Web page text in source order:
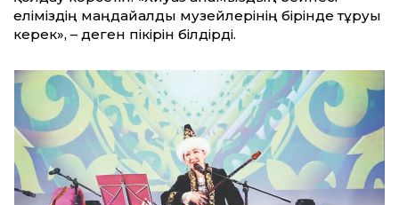
еліміздің маңдайалды музейлерінің бірінде тұруы
керек», – деген пікірін білдірді.